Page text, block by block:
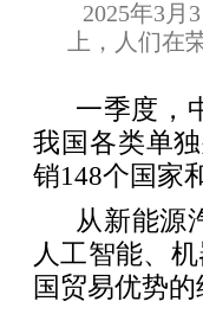
2025年3月
上，人们在
一季度，
我国各类单
销148个国家
从新能源
人工智能、
国贸易优势的